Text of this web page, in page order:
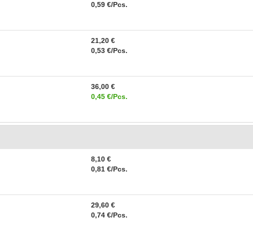
0,59 €/Pcs.
21,20 €
0,53 €/Pcs.
36,00 €
0,45 €/Pcs.
8,10 €
0,81 €/Pcs.
29,60 €
0,74 €/Pcs.